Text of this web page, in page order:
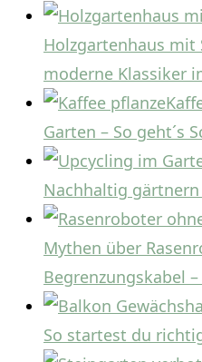
Holzgartenhaus mit
moderne Klassiker
Garten – So geht´s
Nachhaltig
Mythen über
Begrenzungskabel
So startest du